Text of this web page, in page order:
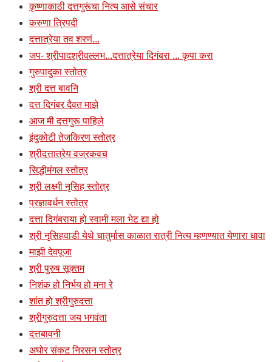
कृष्णाकाठी दत्तगुरूंचा नित्य आसे संचार
करुणा त्रिपदी
दत्तात्रेया तव शरणं...
जप- श्रीपादश्रीवल्लभ...दत्तात्रेया दिगंबरा ... कृपा करा
गुरुपादुका स्तोत्र
श्री दत्त बावनि
दत्त दिगंबर दैवत माझे
आज मी दत्तगुरू पाहिले
इंदुकोटी तेजकिरण स्तोत्र
श्रीदत्तात्रेय वज्रकवच
सिद्धीमंगल स्तोत्र
श्री लक्ष्मी नृसिह स्तोत्र
प्रज्ञावर्धन स्तोत्र
दत्ता दिगंबराया हो स्वामी मला भेट द्या हो
श्री नृसिहवाडी येथे चातुर्मास काळात रात्री नित्य म्हणण्यात येणारा धावा
माझी देवपूजा
श्री पुरुष सूक्तम
निशंक हो निर्भय हो मना रे
शांत हो श्रीगुरुदत्ता
श्रीगुरुदत्ता जय भगवंता
दत्तबावनी
अघोर संकट निरसन स्तोत्र